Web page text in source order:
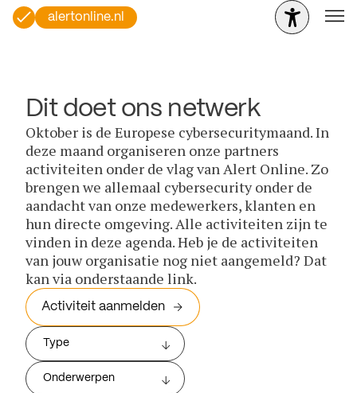
alertonline.nl
Dit doet ons netwerk
Oktober is de Europese cybersecuritymaand. In
deze maand organiseren onze partners
activiteiten onder de vlag van Alert Online. Zo
brengen we allemaal cybersecurity onder de
aandacht van onze medewerkers, klanten en
hun directe omgeving. Alle activiteiten zijn te
vinden in deze agenda. Heb je de activiteiten
van jouw organisatie nog niet aangemeld? Dat
kan via onderstaande link.
Activiteit aanmelden
Type
Onderwerpen